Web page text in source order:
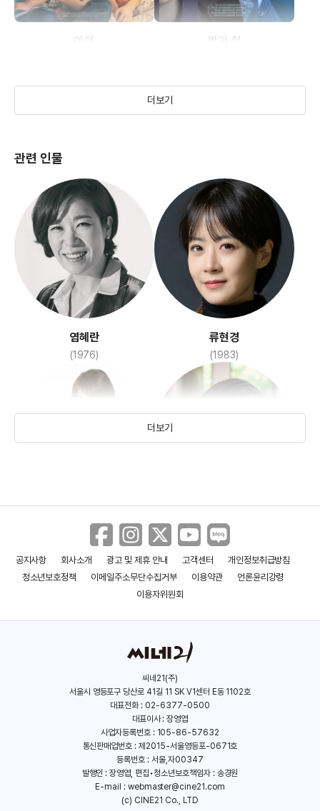
아이 빛과 철
고백
(2020)
아이 캔 스피크
(2017)
걸캅스
(2018)
야구소녀
(2019)
디어 마이 프렌즈
(2016)
아티스트: 다시 태어나다
(2016)
더보기
관련 인물
염혜란
(1976)
류현경
(1983)
박하선
(1987)
라미란
(1975)
더보기
공지사항 회사소개 광고 및 제휴 안내 고객센터
개인정보취급방침
청소년보호정책
이메일주소무단수집거부 이용약관
언론윤리강령
이용자위원회
씨네21(주)
서울시 영등포구 당산로 41길 11 SK V1센터 E동 1102호
대표전화 : 02-6377-0500
대표이사 : 장영엽
사업자등록번호 : 105-86-57632
통신판매업번호 : 제2015-서울영등포-0671호
등록번호 : 서울,자00347
발행인 : 장영엽, 편집•청소년보호책임자 : 송경원
E-mail : webmaster@cine21.com
(c) CINE21 Co., LTD